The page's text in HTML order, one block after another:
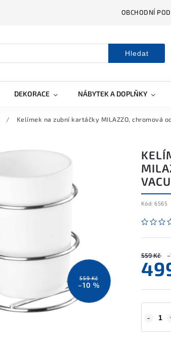
OBCHODNÍ
Hledat
DEKORACE NÁBYTEK A DOPLŇKY
/ Kelímek na zubní kartáčky MILAZZO, chromová
559 Kč
–10 %
Kód: 6565
559 Kč